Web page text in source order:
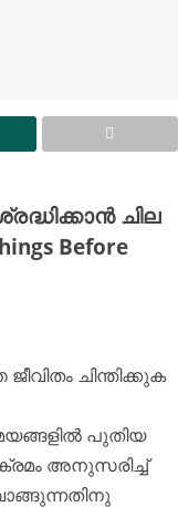
ചില
Before
ചിന്തിക്കുക
പുതിയ
അനുസരിച്ച്